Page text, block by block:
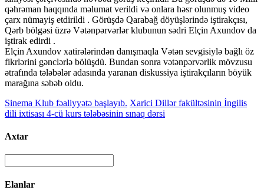
qəhrəman haqqında məlumat verildi və onlara həsr olunmuş video
çarx nümayiş etdirildi . Görüşdə Qarabağ döyüşlərində iştirakçısı,
Qərb bölgəsi üzrə Vətənpərvərlər klubunun sədri Elçin Axundov da
iştirak edirdi .
Elçin Axundov xatirələrindən danışmaqla Vətən sevgisiylə bağlı öz
fikrlərini gənclərlə bölüşdü. Bundan sonra vətənpərvərlik mövzusu
ətrafında tələbələr adasında yaranan diskussiya iştirakçıların böyük
marağına səbəb oldu.
Sinema Klub fəaliyyətə başlayıb. Xarici Dillər fakültəsinin İngilis
dili ixtisası 4-cü kurs tələbəsinin sınaq dərsi
Axtar
Elanlar